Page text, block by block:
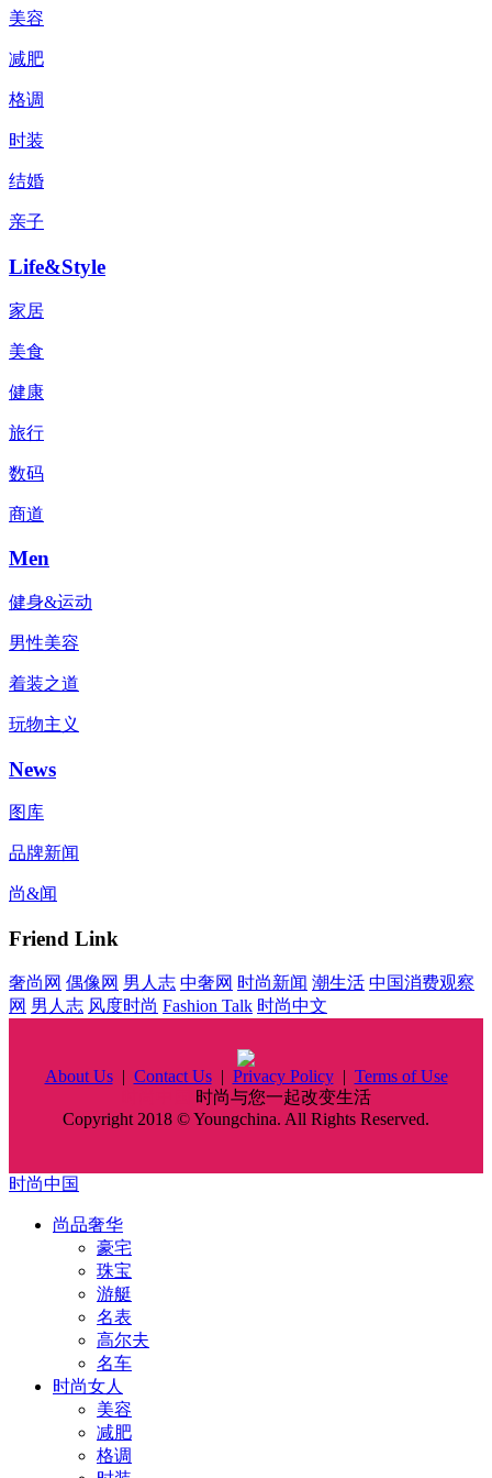
美容
减肥
格调
时装
结婚
亲子
Life&Style
家居
美食
健康
旅行
数码
商道
Men
健身&运动
男性美容
着装之道
玩物主义
News
图库
品牌新闻
尚&闻
Friend Link
奢尚网 偶像网 男人志 中奢网 时尚新闻 潮生活 中国消费观察
网 男人志 风度时尚 Fashion Talk 时尚中文
About Us| Contact Us| Privacy Policy| Terms of Use
时尚与您一起改变生活
Copyright 2018 © Youngchina. All Rights Reserved.
时尚中国
尚品奢华
豪宅
珠宝
游艇
名表
高尔夫
名车
时尚女人
美容
减肥
格调